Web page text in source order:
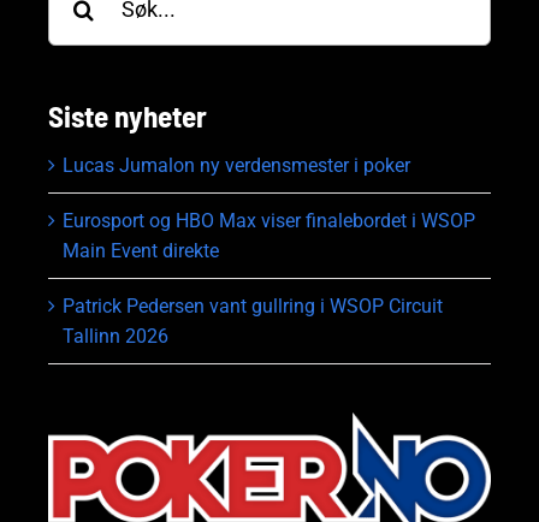
etter:
Siste nyheter
Lucas Jumalon ny verdensmester i poker
Eurosport og HBO Max viser finalebordet i WSOP
Main Event direkte
Patrick Pedersen vant gullring i WSOP Circuit
Tallinn 2026